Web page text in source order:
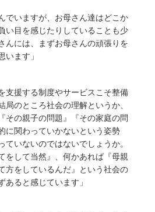
でいますが、お母さん達はどこか
い目を感じたりしていることも少
んには、まずお母さんの頑張りを
います」
支援する制度やサービスこそ整備
局のところ社会の理解というか、
その親子の問題』『その家庭の問
に関わっていかないという姿勢
ていないのではないでしょうか。
をして当然』、何かあれば『母親
方をしているんだ』という社会の
あると感じています」